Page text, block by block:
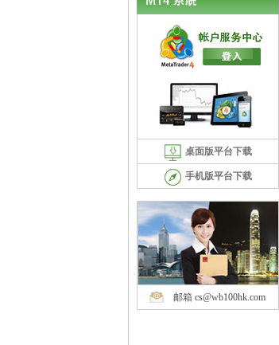
桌面版平台下载
手机版平台下载
邮箱 cs@wb100hk.com